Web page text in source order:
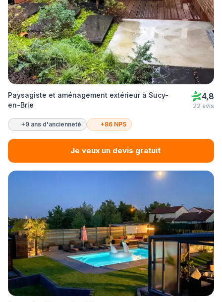
Paysagiste et aménagement extérieur à Sucy-
en-Brie
4,8
22 avis
+9 ans d'ancienneté +86 NPS
Je veux un devis gratuit